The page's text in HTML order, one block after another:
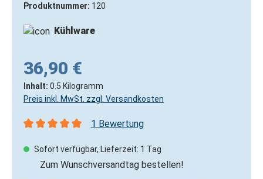
Produktnummer: 120
Kühlware
36,90 €
Inhalt: 0.5 Kilogramm
Preis inkl. MwSt. zzgl. Versandkosten
1 Bewertung
Sofort verfügbar, Lieferzeit: 1 Tag
Zum Wunschversandtag bestellen!